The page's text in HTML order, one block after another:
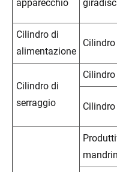
apparecchio
Cilindro di
alimentazione
Cilindro
Cilindro di
serraggio
Cilindro